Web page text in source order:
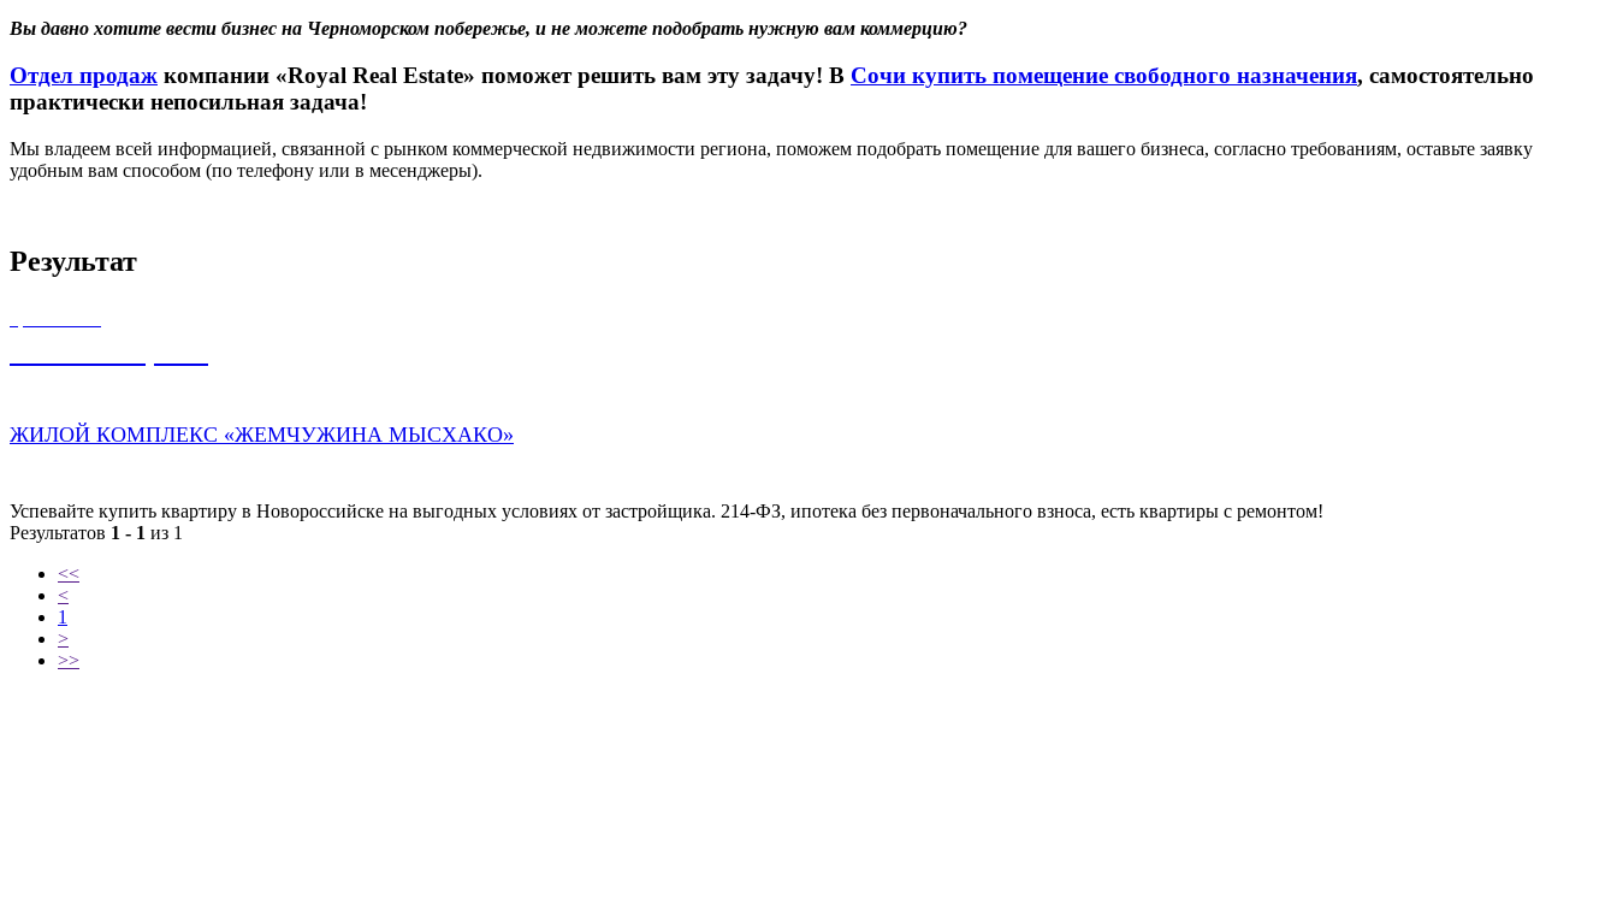
Вы давно хотите вести бизнес на Черноморском побережье, и не можете подобрать нужную вам коммерцию?
Отдел продаж компании «Royal Real Estate» поможет решить вам эту задачу! В Сочи купить помещение свободного назначения, самостоятельно
практически непосильная задача!
Мы владеем всей информацией, связанной с рынком коммерческой недвижимости региона, поможем подобрать помещение для вашего бизнеса, согласно требованиям, оставьте заявку
удобным вам способом (по телефону или в месенджеры).
Результат
ЖИЛОЙ КОМПЛЕКС «ЖЕМЧУЖИНА МЫСХАКО»
Успевайте купить квартиру в Новороссийске на выгодных условиях от застройщика. 214-ФЗ, ипотека без первоначального взноса, есть квартиры с ремонтом!
Результатов 1 - 1 из 1
<<
<
1
>
>>